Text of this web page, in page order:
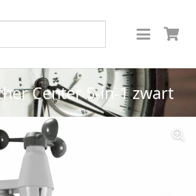
Center 5-in-1 zwart